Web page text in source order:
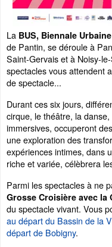
La BUS, Biennale
de Pantin, se déroule à
Saint-Gervais et à Noisy-
spectacles vous attendent
de spectacle...
Durant ces six jours,
cirque, le théâtre, la
immersives, occuperont
une exploration des
expériences intimes, dans
riche et variée, célèbrera
Parmi les spectacles à ne
Grosse Croisière avec la
du spectacle vivant. Vous
au départ du Bassin de la
départ de Bobigny.